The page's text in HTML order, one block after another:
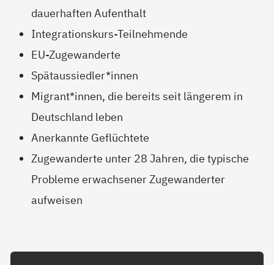
dauerhaften Aufenthalt
Integrationskurs-Teilnehmende
EU-Zugewanderte
Spätaussiedler*innen
Migrant*innen, die bereits seit längerem in
Deutschland leben
Anerkannte Geflüchtete
Zugewanderte unter 28 Jahren, die typische
Probleme erwachsener Zugewanderter
aufweisen